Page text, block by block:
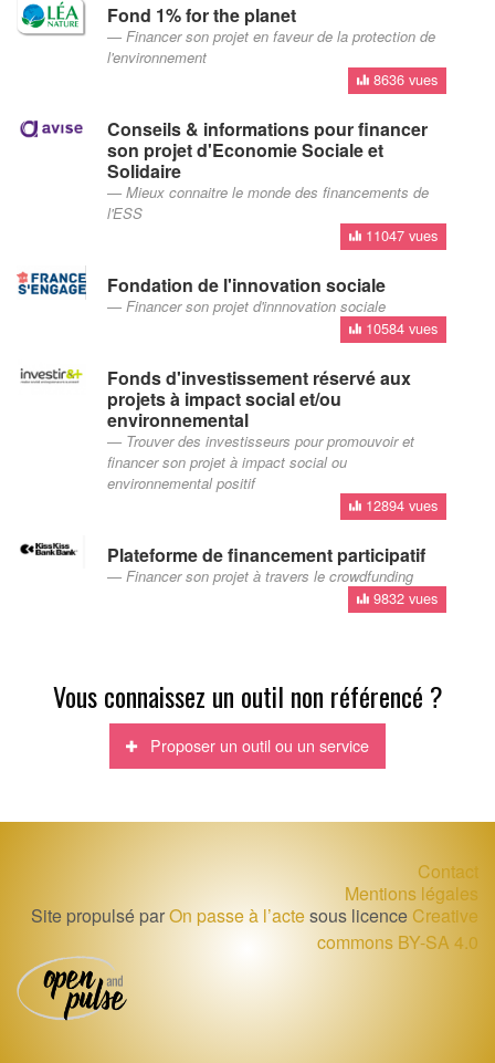
Fond 1% for the planet
Financer son projet en faveur de la protection de
l'environnement
8636 vues
Conseils & informations pour financer
son projet d'Economie Sociale et
Solidaire
Mieux connaitre le monde des financements de
l'ESS
11047 vues
Fondation de l'innovation sociale
Financer son projet d'innnovation sociale
10584 vues
Fonds d'investissement réservé aux
projets à impact social et/ou
environnemental
Trouver des investisseurs pour promouvoir et
financer son projet à impact social ou
environnemental positif
12894 vues
Plateforme de financement participatif
Financer son projet à travers le crowdfunding
9832 vues
Vous connaissez un outil non référencé ?
Proposer un outil ou un service
Contact
Mentions légales
Site propulsé parOn passe à l’actesous licence Creative
commons BY-SA 4.0